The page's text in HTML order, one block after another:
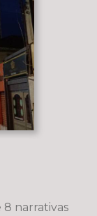
8 narrativas